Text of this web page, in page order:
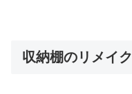
収納棚のリメイク